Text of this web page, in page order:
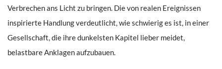
Verbrechen ans Licht zu bringen. Die von realen Ereignissen
inspirierte Handlung verdeutlicht, wie schwierig es ist, in einer
Gesellschaft, die ihre dunkelsten Kapitel lieber meidet,
belastbare Anklagen aufzubauen.